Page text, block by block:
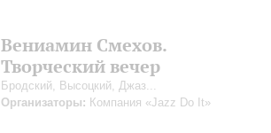
Вениамин Смехов.
Творческий вечер
Бродский, Высоцкий, Джаз...
Организаторы: Компания «Jazz Do It»